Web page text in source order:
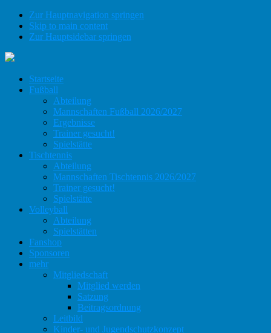
Zur Hauptnavigation springen
Skip to main content
Zur Hauptsidebar springen
Startseite
Fußball
Abteilung
Mannschaften Fußball 2026/2027
Ergebnisse
Trainer gesucht!
Spielstätte
Tischtennis
Abteilung
Mannschaften Tischtennis 2026/2027
Trainer gesucht!
Spielstätte
Volleyball
Abteilung
Spielstätten
Fanshop
Sponsoren
mehr
Mitgliedschaft
Mitglied werden
Satzung
Beitragsordnung
Leitbild
Kinder- und Jugendschutzkonzept